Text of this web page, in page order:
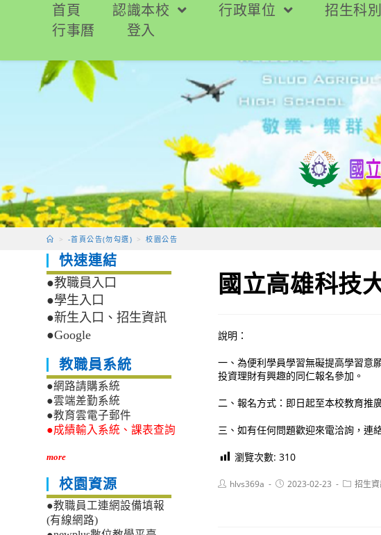
要
首頁 認識本校 行政單位 招生科別
行事曆
登入
> -首頁公告(勿勾選) > 校園公告
國立高雄科技
說明：
一、為便利學員學習無礙提高學習意
投資理財有興趣的同仁報名參加。
二、報名方式：即日起至本校教育
三、如有任何問題歡迎來電洽詢，連
瀏覽次數: 310
Posthlvs369a
Post2023-02-23
Post招生
快速連結
●教職員入口
●學生入口
●新生入口、招生資訊
●Google
教職員系統
●網路請購系統
●雲端差勤系統
●教育雲電子郵件
●成績輸入系統、課表查詢
more
校園資源
●教職員工連網設備填報
(有線網路)